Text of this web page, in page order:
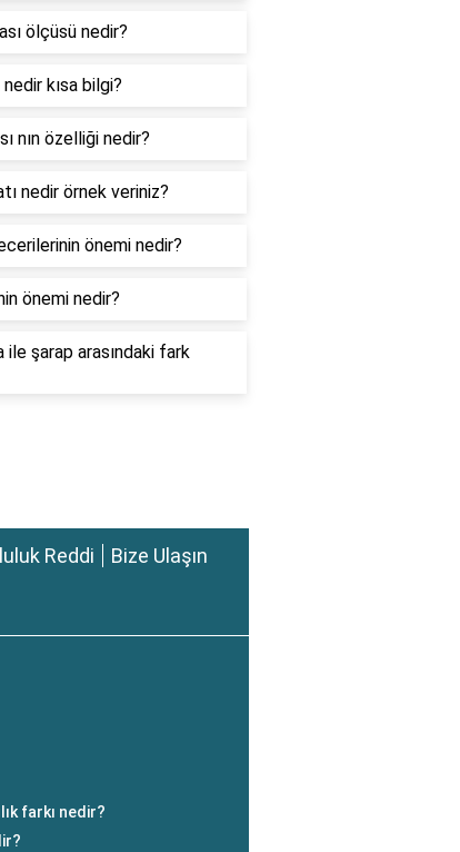
ölçüsü nedir?
kısa bilgi?
nın özelliği nedir?
nedir örnek veriniz?
önemi nedir?
önemi nedir?
ile şarap arasındaki fark
Reddi Bize Ulaşın
farkı nedir?